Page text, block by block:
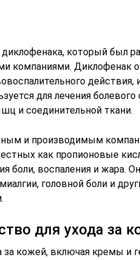
который был
компаниями. Диклофенак
действия,
для лечения
и соединительной ткани.
и производимым
как пропионовые
боли, воспаления и жара.
головной боли и
для ухода за
кожей, включая кремы и